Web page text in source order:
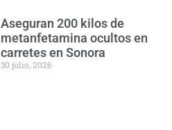
Aseguran 200 kilos de
metanfetamina ocultos en
carretes en Sonora
30 julio, 2026